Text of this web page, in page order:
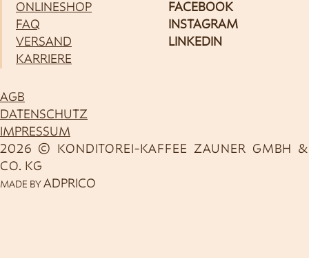
ONLINESHOP
FAQ
VERSAND
KARRIERE
FACEBOOK
INSTAGRAM
LINKEDIN
2026 © KONDITOREI-KAFFEE ZAUNER GMBH &
CO. KG
AGB
DATENSCHUTZ
IMPRESSUM
MADE BY ADPRICO